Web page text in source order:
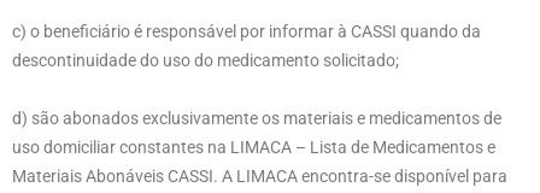
c) o beneficiário é responsável por informar à CASSI quando da
descontinuidade do uso do medicamento solicitado;
d) são abonados exclusivamente os materiais e medicamentos de
uso domiciliar constantes na LIMACA – Lista de Medicamentos e
Materiais Abonáveis CASSI. A LIMACA encontra-se disponível para